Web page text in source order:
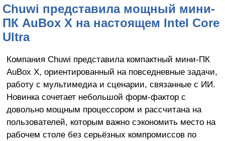
Chuwi представила мощный мини-
ПК AuBox X на настоящем Intel Core
Ultra
Компания Chuwi представила компактный мини-ПК
AuBox X, ориентированный на повседневные задачи,
работу с мультимедиа и сценарии, связанные с ИИ.
Новинка сочетает небольшой форм-фактор с
довольно мощным процессором и рассчитана на
пользователей, которым важно сэкономить место на
рабочем столе без серьёзных компромиссов по